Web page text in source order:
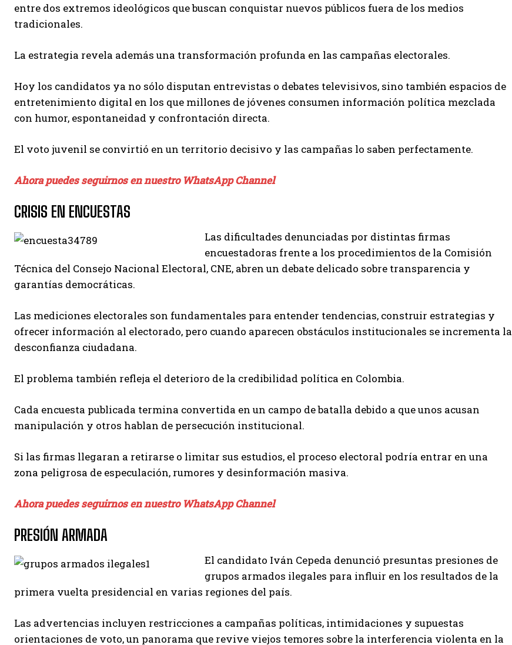
entre dos extremos ideológicos que buscan conquistar nuevos públicos fuera de los medios
tradicionales.
La estrategia revela además una transformación profunda en las campañas electorales.
Hoy los candidatos ya no sólo disputan entrevistas o debates televisivos, sino también espacios de
entretenimiento digital en los que millones de jóvenes consumen información política mezclada
con humor, espontaneidad y confrontación directa.
El voto juvenil se convirtió en un territorio decisivo y las campañas lo saben perfectamente.
Ahora puedes seguirnos en nuestro WhatsApp Channel
CRISIS EN ENCUESTAS
Las dificultades denunciadas por distintas firmas
encuestadoras frente a los procedimientos de la Comisión
Técnica del Consejo Nacional Electoral, CNE, abren un debate delicado sobre transparencia y
garantías democráticas.
Las mediciones electorales son fundamentales para entender tendencias, construir estrategias y
ofrecer información al electorado, pero cuando aparecen obstáculos institucionales se incrementa la
desconfianza ciudadana.
El problema también refleja el deterioro de la credibilidad política en Colombia.
Cada encuesta publicada termina convertida en un campo de batalla debido a que unos acusan
manipulación y otros hablan de persecución institucional.
Si las firmas llegaran a retirarse o limitar sus estudios, el proceso electoral podría entrar en una
zona peligrosa de especulación, rumores y desinformación masiva.
Ahora puedes seguirnos en nuestro WhatsApp Channel
PRESIÓN ARMADA
El candidato Iván Cepeda denunció presuntas presiones de
grupos armados ilegales para influir en los resultados de la
primera vuelta presidencial en varias regiones del país.
Las advertencias incluyen restricciones a campañas políticas, intimidaciones y supuestas
orientaciones de voto, un panorama que revive viejos temores sobre la interferencia violenta en la